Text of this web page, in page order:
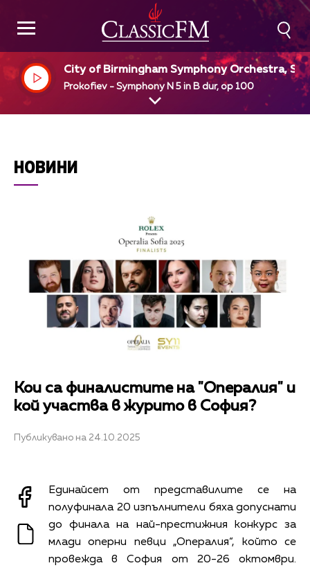
City of Birmingham Symphony Orchestra,
n Rattle, dir
Prokofiev - Symphony N 5 in B dur, op 100
НОВИНИ
Кои са финалистите на "Опералия" и
кой участва в журито в София?
Публикувано на 24.10.2025
Единайсет от представилите се на
полуфинала 20 изпълнители бяха допуснати
до финала на най-престижния конкурс за
млади оперни певци „Опералия“, който се
провежда в София от 20-26 октомври.